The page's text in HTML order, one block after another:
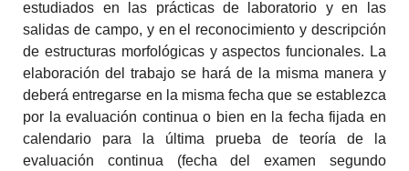
estudiados en las prácticas de laboratorio y en las
salidas de campo, y en el reconocimiento y descripción
de estructuras morfológicas y aspectos funcionales. La
elaboración del trabajo se hará de la misma manera y
deberá entregarse en la misma fecha que se establezca
por la evaluación continua o bien en la fecha fijada en
calendario para la última prueba de teoría de la
evaluación continua (fecha del examen segundo